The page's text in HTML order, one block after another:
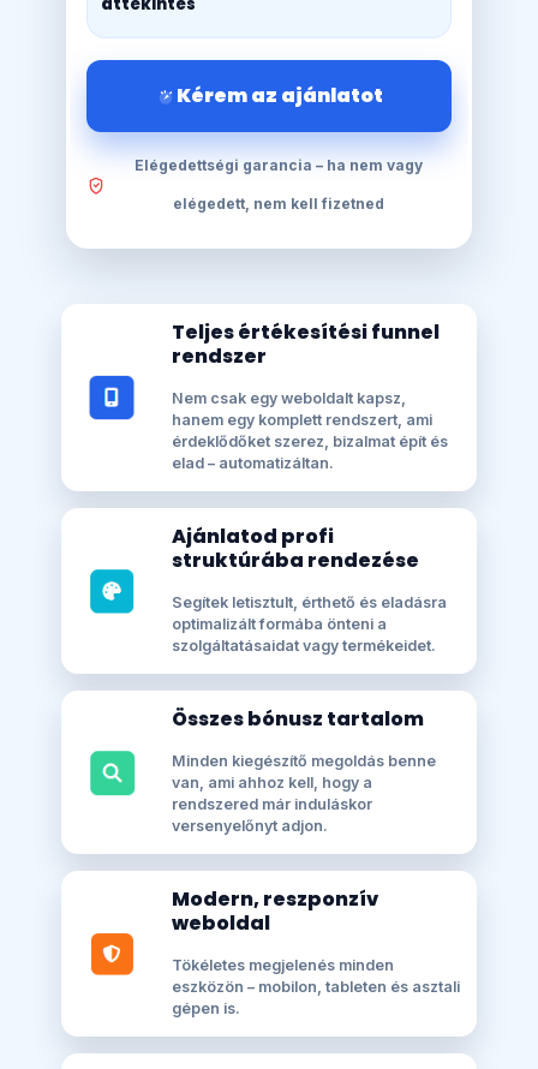
Kérem az ajánlatot
Elégedettségi garancia – ha nem vagy
elégedett, nem kell fizetned
Teljes értékesítési funnel
rendszer
Nem csak egy weboldalt kapsz,
hanem egy komplett rendszert, ami
érdeklődőket szerez, bizalmat épít és
elad – automatizáltan.
Ajánlatod profi
struktúrába rendezése
Segítek letisztult, érthető és eladásra
optimalizált formába önteni a
szolgáltatásaidat vagy termékeidet.
Összes bónusz tartalom
Minden kiegészítő megoldás benne
van, ami ahhoz kell, hogy a
rendszered már induláskor
versenyelőnyt adjon.
Modern, reszponzív
weboldal
Tökéletes megjelenés minden
eszközön – mobilon, tableten és asztali
gépen is.